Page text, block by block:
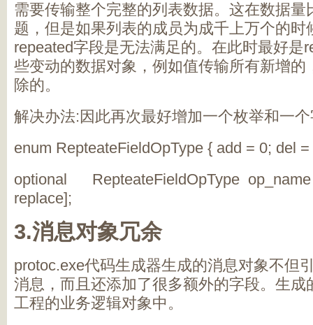
需要传输整个完整的列表数据。这在数据量
题，但是如果列表的成员为成千上万个的时
repeated字段是无法满足的。在此时最好是
些变动的数据对象，例如值传输所有新增的
除的。
解决办法:因此再次最好增加一个枚举和一
enum RepteateFieldOpType { add = 0; del
optional RepteateFieldOpType op_name
replace];
3.消息对象冗余
protoc.exe代码生成器生成的消息对象不但
消息，而且还添加了很多额外的字段。生成
工程的业务逻辑对象中。